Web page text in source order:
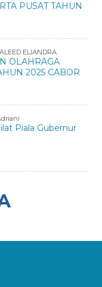
PUSAT TAHUN
ELIANDRA
OLAHRAGA
2025 CABOR
Piala Gubernur